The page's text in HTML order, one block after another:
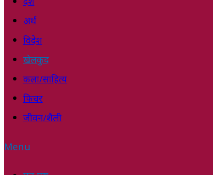
अर्थ
विदेश
खेलकुद
कला/साहित्य
फिचर
जीवन/शैली
Menu